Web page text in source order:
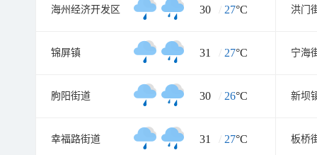
海州经济开发区 30 / 27°C 洪门
锦屏镇 31 / 27°C 宁海
朐阳街道 30 / 26°C 新坝
幸福路街道 31 / 27°C 板桥